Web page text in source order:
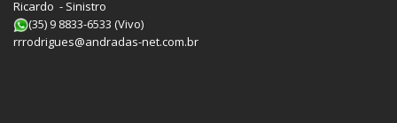
Ricardo - Sinistro
(35) 9 8833-6533 (Vivo)
rrrodrigues@andradas-net.com.br